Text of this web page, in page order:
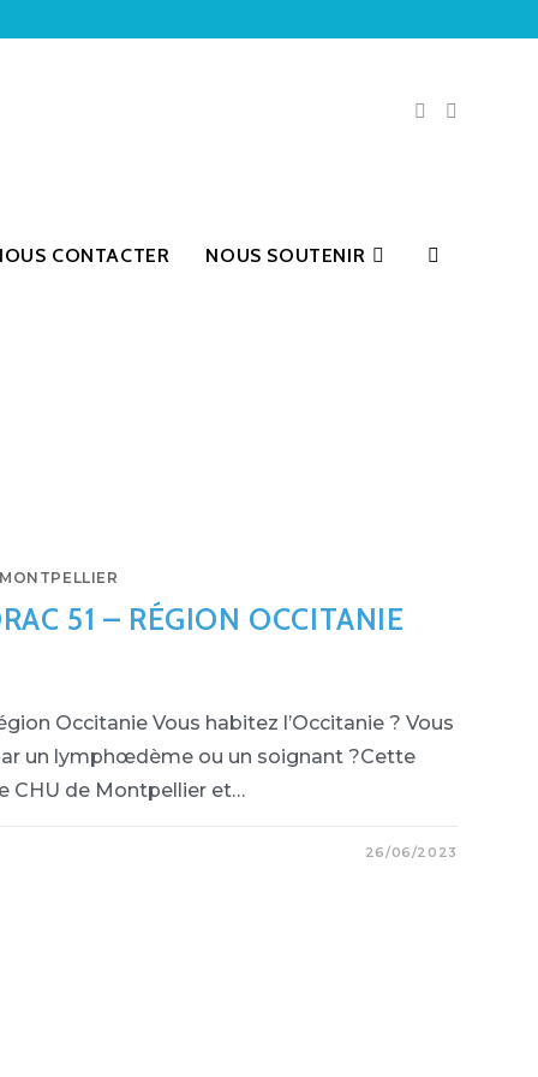
CONTACTER NOUS SOUTENIR
MONTPELLIER
51 – RÉGION OCCITANIE
Occitanie Vous habitez l’Occitanie ? Vous
un lymphœdème ou un soignant ?Cette
CHU de Montpellier et…
26/06/2023